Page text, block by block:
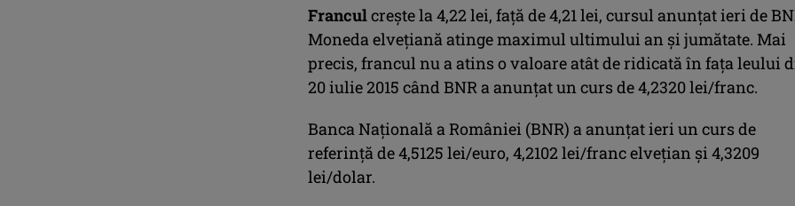
Franculcreşte la 4,22 lei, faţă de 4,21 lei, cursul anunţat ieri de
Moneda elveţiană atinge maximul ultimului an şi jumătate. Mai
precis, francul nu a atins o valoare atât de ridicată în faţa leului
20 iulie 2015 când BNR a anunţat un curs de 4,2320 lei/franc.
Banca Naţională a României (BNR) a anunţat ieri un curs de
referinţă de 4,5125 lei/euro, 4,2102 lei/franc elveţian şi 4,3209
lei/dolar.